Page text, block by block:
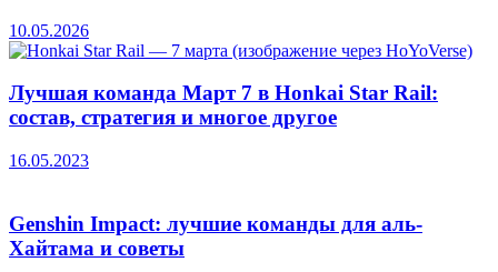
10.05.2026
Лучшая команда Март 7 в Honkai Star Rail:
состав, стратегия и многое другое
16.05.2023
Genshin Impact: лучшие команды для аль-
Хайтама и советы